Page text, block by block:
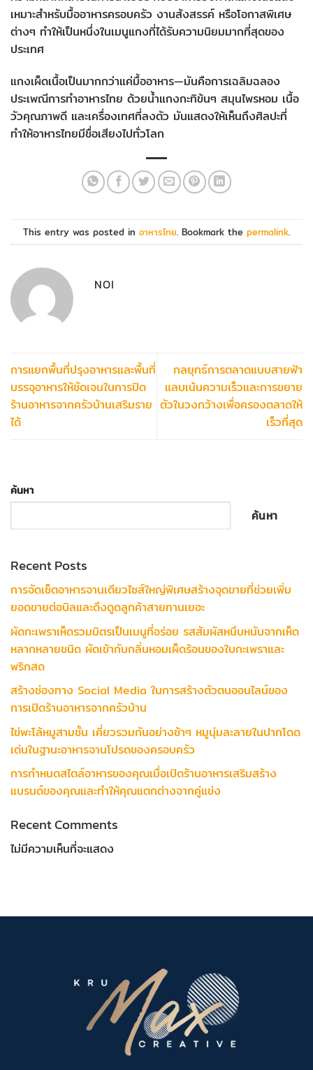
เหมาะสำหรับมื้ออาหารครอบครัว งานสังสรรค์ หรือโอกาสพิเศษ
ต่างๆ ทำให้เป็นหนึ่งในเมนูแกงที่ได้รับความนิยมมากที่สุดของ
ประเทศ
แกงเผ็ดเนื้อเป็นมากกว่าแค่มื้ออาหาร—มันคือการเฉลิมฉลอง
ประเพณีการทำอาหารไทย ด้วยน้ำแกงกะทิข้นๆ สมุนไพรหอม เนื้อ
วัวคุณภาพดี และเครื่องเทศที่ลงตัว มันแสดงให้เห็นถึงศิลปะที่
ทำให้อาหารไทยมีชื่อเสียงไปทั่วโลก
This entry was posted in อาหารไทย. Bookmark the permalink.
NOI
การแยกพื้นที่ปรุงอาหารและพื้นที่
บรรจุอาหารให้ชัดเจนในการปิด
ร้านอาหารจากครัวบ้านเสริมราย
ได้
กลยุทธ์การตลาดแบบสายฟ้า
แลบเน้นความเร็วและการขยาย
ตัวในวงกว้างเพื่อครองตลาดให้
เร็วที่สุด
ค้นหา
ค้นหา
Recent Posts
การจัดเซ็ตอาหารจานเดียวไซส์ใหญ่พิเศษสร้างจุดขายที่ช่วยเพิ่ม
ยอดขายต่อบิลและดึงดูดลูกค้าสายทานเยอะ
ผัดกะเพราเห็ดรวมมิตรเป็นเมนูที่อร่อย รสสัมผัสหนึบหนับจากเห็ด
หลากหลายชนิด ผัดเข้ากับกลิ่นหอมเผ็ดร้อนของใบกะเพราและ
พริกสด
สร้างช่องทาง Social Media ในการสร้างตัวตนออนไลน์ของ
การเปิดร้านอาหารจากครัวบ้าน
ไข่พะโล้หมูสามชั้น เคี่ยวรวมกันอย่างช้าๆ หมูนุ่มละลายในปากโดด
เด่นในฐานะอาหารจานโปรดของครอบครัว
การกำหนดสไตล์อาหารของคุณเมื่อเปิดร้านอาหารเสริมสร้าง
แบรนด์ของคุณและทำให้คุณแตกต่างจากคู่แข่ง
Recent Comments
ไม่มีความเห็นที่จะแสดง